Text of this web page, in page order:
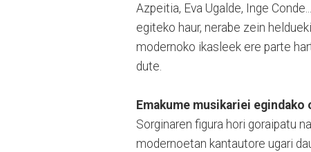
Azpeitia, Eva Ugalde, Inge
egiteko haur, nerabe zein
modernoko ikasleek ere parte
dute.
Emakume musikariei egindako
Sorginaren figura hori goraipatu
modernoetan kantautore ugari